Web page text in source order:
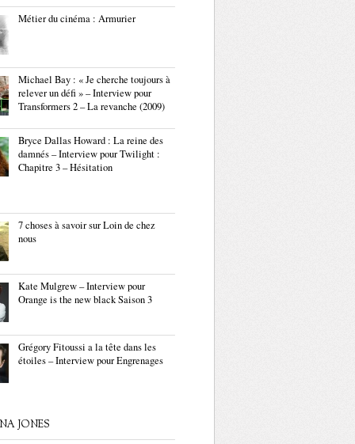
Métier du cinéma : Armurier
Michael Bay : « Je cherche toujours à
relever un défi » – Interview pour
Transformers 2 – La revanche (2009)
Bryce Dallas Howard : La reine des
damnés – Interview pour Twilight :
Chapitre 3 – Hésitation
7 choses à savoir sur Loin de chez
nous
Kate Mulgrew – Interview pour
Orange is the new black Saison 3
Grégory Fitoussi a la tête dans les
étoiles – Interview pour Engrenages
JONES